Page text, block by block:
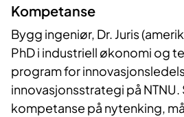
Kompetanse
Bygg ingeniør, Dr. Juris
PhD i industriell økonomi og
program for
innovasjonsstrategi på NTNU.
kompetanse på nytenking,